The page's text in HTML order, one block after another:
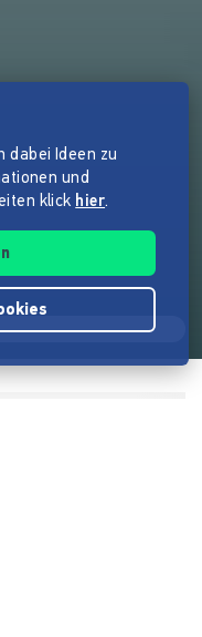
dabei Ideen zu
und
klick hier.